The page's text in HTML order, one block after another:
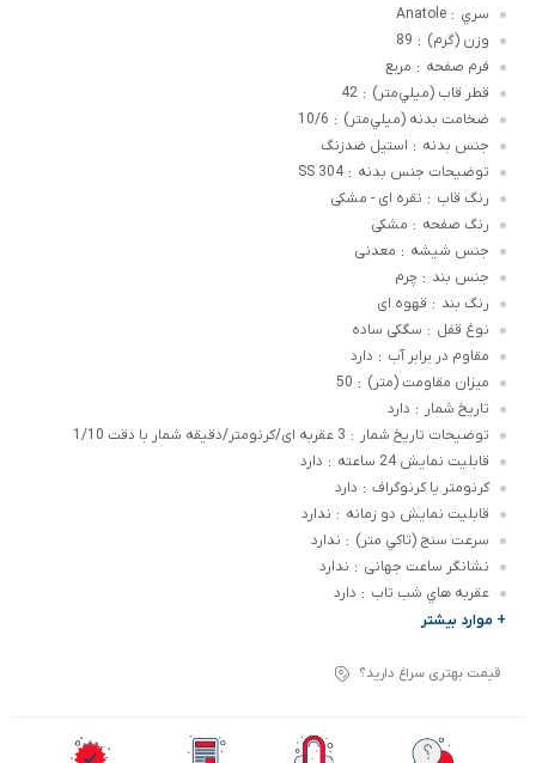
سري :
Anatole
وزن (گرم) :
89
فرم صفحه : مربع
قطر قاب (ميلي‌متر) :
42
ضخامت بدنه (ميلي‌متر) :
10/6
جنس بدنه : استیل ضدزنگ
توضيحات جنس بدنه :
SS 304
رنگ قاب : نقره ای - مشکی
رنگ صفحه : مشکی
جنس شيشه : معدنی
جنس بند : چرم
رنگ بند : قهوه ای
نوغ قفل : سگکی ساده
مقاوم در برابر آب : دارد
ميزان مقاومت (متر) :
50
تاريخ شمار : دارد
توضيحات تاريخ شمار : 3 عقربه ای/کرنومتر/دقیقه شمار با دقت 1/10
قابليت نمايش 24 ساعته
: دارد
کرنومتر يا کرنوگراف : دارد
قابليت نمايش دو زمانه : ندارد
سرعت سنج (تاکي متر) : ندارد
نشانگر ساعت جهانی : ندارد
عقربه هاي شب تاب : دارد
+ موارد بیشتر
قیمت بهتری سراغ دارید؟